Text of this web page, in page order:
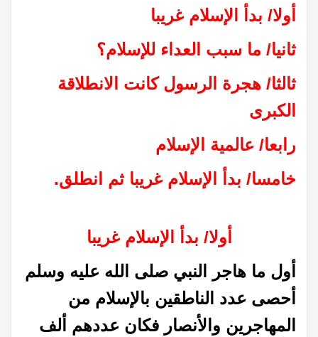
أولا/ بدأ الإسلام غريبا
ثانيا/ ما سبب العداء للإسلام؟
ثالثا/ هجرة الرسول كانت الانطلاقة
الكبرى
رابعا/ عالمية الإسلام
خامسا/ بدأ الإسلام غريبا ثم انطلق.
أولا/ بدأ الإسلام غريبا
أول ما هاجر النبي صلى الله عليه وسلم
أحصى عدد الناطقين بالإسلام من
المهاجرين والأنصار فكان عددهم ألف